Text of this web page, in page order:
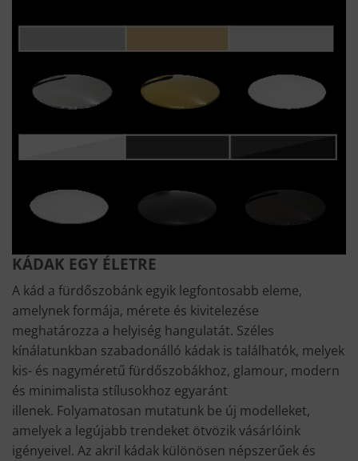
KÁDAK EGY ÉLETRE
A kád a fürdőszobánk egyik legfontosabb eleme,
amelynek formája, mérete és kivitelezése
meghatározza a helyiség hangulatát. Széles
kínálatunkban szabadonálló kádak is találhatók, melyek
kis- és nagyméretű fürdőszobákhoz, glamour, modern
és minimalista stílusokhoz egyaránt
illenek. Folyamatosan mutatunk be új modelleket,
amelyek a legújabb trendeket ötvözik vásárlóink
igényeivel. Az akril kádak különösen népszerűek és